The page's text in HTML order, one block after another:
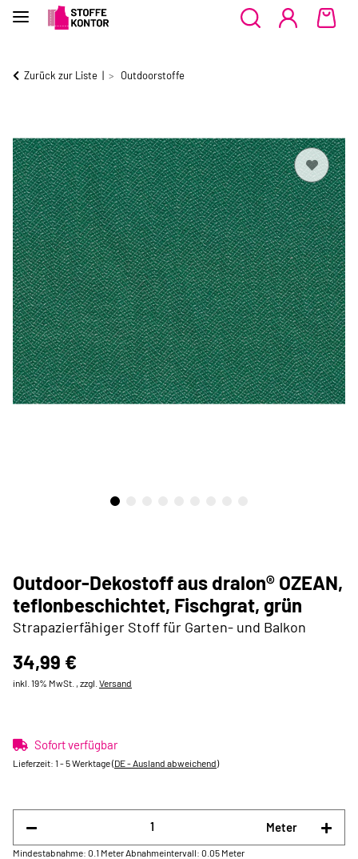
Zurück zur Liste Outdoorstoffe
Outdoor-Dekostoff aus dralon® OZEAN,
teflonbeschichtet, Fischgrat, grün
Strapazierfähiger Stoff für Garten- und Balkon
34,99 €
inkl. 19% MwSt. , zzgl. Versand
Sofort verfügbar
Lieferzeit: 1 - 5 Werktage(DE - Ausland abweichend)
Meter
Mindestabnahme: 0.1 Meter Abnahmeintervall: 0.05 Meter